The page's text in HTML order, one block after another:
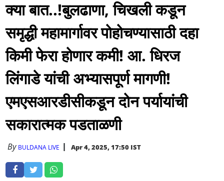
क्या बात..!बुलढाणा, चिखली कडून
समृद्धी महामार्गावर पोहोचण्यासाठी दहा
किमी फेरा होणार कमी! आ. धिरज
लिंगाडे यांची अभ्यासपूर्ण मागणी!
एमएसआरडीसीकडून दोन पर्यायांची
सकारात्मक पडताळणी
By BULDANA LIVE Apr 4, 2025, 17:50 IST